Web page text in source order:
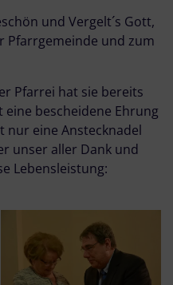
und Vergelt´s Gott,
Pfarrgemeinde und zum
Pfarrei hat sie bereits
bescheidene Ehrung
nur eine Anstecknadel
unser aller Dank und
Lebensleistung: